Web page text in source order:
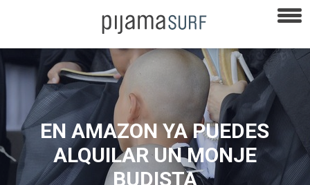
EN AMAZON YA PUEDES
ALQUILAR UN MONJE
BUDISTA